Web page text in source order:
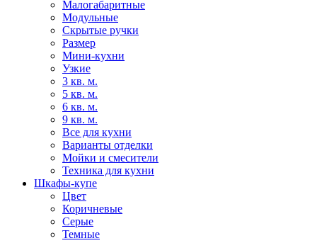
Малогабаритные
Модульные
Скрытые ручки
Размер
Мини-кухни
Узкие
3 кв. м.
5 кв. м.
6 кв. м.
9 кв. м.
Все для кухни
Варианты отделки
Мойки и смесители
Техника для кухни
Шкафы-купе
Цвет
Коричневые
Серые
Темные